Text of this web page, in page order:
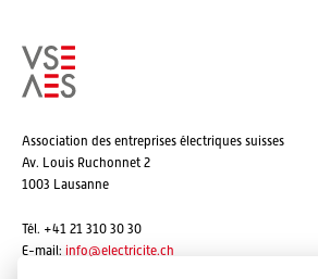
Association des entreprises électriques suisses
Av. Louis Ruchonnet 2
1003 Lausanne
Tél. +41 21 310 30 30
E-mail: info@electricite.ch